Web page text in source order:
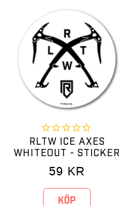
RLTW ICE AXES
WHITEOUT - STICKER
59 KR
KÖP